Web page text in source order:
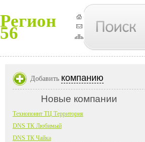
Регион
56
Добавить компанию
Новые компании
Технопоинт ТЦ Территория
DNS ТК Любимый
DNS ТК Чайка